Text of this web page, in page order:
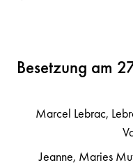
Besetzung am
Marcel Lebrac,
Jeanne, Maries